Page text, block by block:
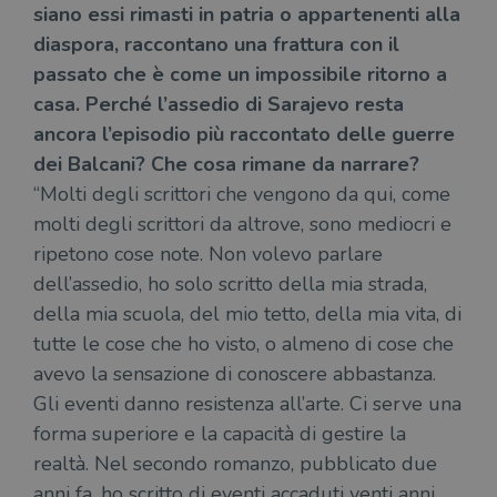
siano essi rimasti in patria o appartenenti alla
diaspora, raccontano una frattura con il
passato che è come un impossibile ritorno a
casa. Perché l’assedio di Sarajevo resta
ancora l’episodio più raccontato delle guerre
dei Balcani? Che cosa rimane da narrare?
“Molti degli scrittori che vengono da qui, come
molti degli scrittori da altrove, sono mediocri e
ripetono cose note. Non volevo parlare
dell’assedio, ho solo scritto della mia strada,
della mia scuola, del mio tetto, della mia vita, di
tutte le cose che ho visto, o almeno di cose che
avevo la sensazione di conoscere abbastanza.
Gli eventi danno resistenza all’arte. Ci serve una
forma superiore e la capacità di gestire la
realtà. Nel secondo romanzo, pubblicato due
wordpress_sec_[hash]
.illibraio.it Sessione
.illibraio.it
CookieScriptConsent
.illibraio.it
1 mese
msToken
.tiktok.com
1
settimana
3 giorni